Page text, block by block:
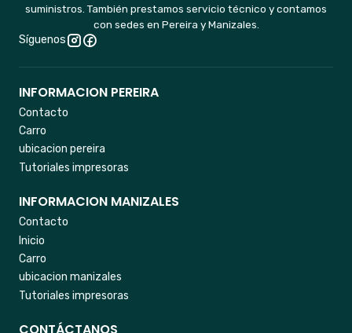
suministros. También prestamos servicio técnico y contamos
con sedes en Pereira y Manizales.
Síguenos
INFORMACION PEREIRA
Contacto
Carro
ubicacion pereira
Tutoriales impresoras
INFORMACION MANIZALES
Contacto
Inicio
Carro
ubicacion manizales
Tutoriales impresoras
CONTÁCTANOS